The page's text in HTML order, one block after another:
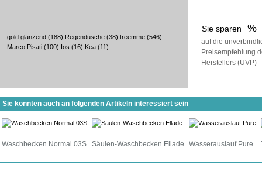
Sie sparen %
auf die
Preisempfehlung
Herstellers (UVP)
gold glänzend (188) Regendusche (38) treemme (546)
Marco Pisati (100) Ios (16) Kea (11)
Sie könnten auch an folgenden Artikeln interessiert sein
Waschbecken Normal 03S Säulen-Waschbecken Ellade Wasserauslauf Pure